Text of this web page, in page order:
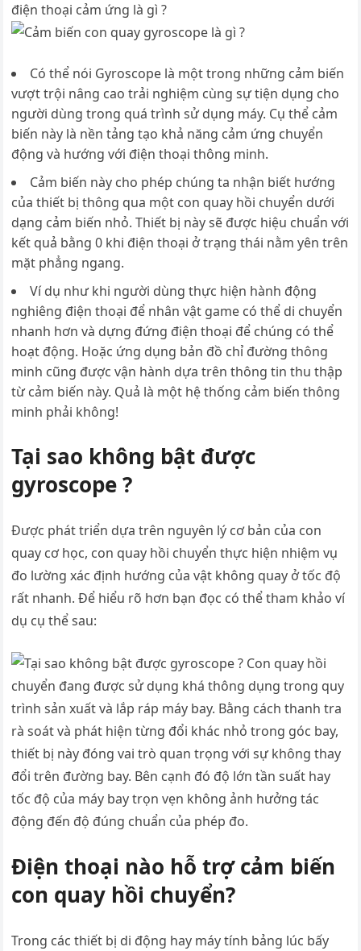
điện thoại cảm ứng là gì ?
Có thể nói Gyroscope là một trong những cảm biến
vượt trội nâng cao trải nghiệm cùng sự tiện dụng cho
người dùng trong quá trình sử dụng máy. Cụ thể cảm
biến này là nền tảng tạo khả năng cảm ứng chuyển
động và hướng với điện thoại thông minh.
Cảm biến này cho phép chúng ta nhận biết hướng
của thiết bị thông qua một con quay hồi chuyển dưới
dạng cảm biến nhỏ. Thiết bị này sẽ được hiệu chuẩn với
kết quả bằng 0 khi điện thoại ở trạng thái nằm yên trên
mặt phẳng ngang.
Ví dụ như khi người dùng thực hiện hành động
nghiêng điện thoại để nhân vật game có thể di chuyển
nhanh hơn và dựng đứng điện thoại để chúng có thể
hoạt động. Hoặc ứng dụng bản đồ chỉ đường thông
minh cũng được vận hành dựa trên thông tin thu thập
từ cảm biến này. Quả là một hệ thống cảm biến thông
minh phải không!
Tại sao không bật được
gyroscope ?
Được phát triển dựa trên nguyên lý cơ bản của con
quay cơ học, con quay hồi chuyển thực hiện nhiệm vụ
đo lường xác định hướng của vật không quay ở tốc độ
rất nhanh. Để hiểu rõ hơn bạn đọc có thể tham khảo ví
dụ cụ thể sau:
Con quay hồi
chuyển đang được sử dụng khá thông dụng trong quy
trình sản xuất và lắp ráp máy bay. Bằng cách thanh tra
rà soát và phát hiện từng đổi khác nhỏ trong góc bay,
thiết bị này đóng vai trò quan trọng với sự không thay
đổi trên đường bay. Bên cạnh đó độ lớn tần suất hay
tốc độ của máy bay trọn vẹn không ảnh hưởng tác
động đến độ đúng chuẩn của phép đo.
Điện thoại nào hỗ trợ cảm biến
con quay hồi chuyển?
Trong các thiết bị di động hay máy tính bảng lúc bấy